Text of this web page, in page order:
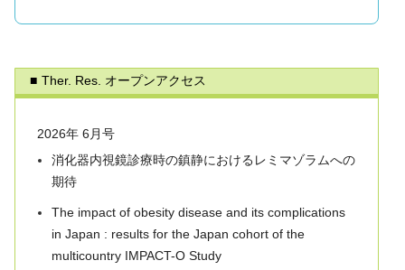
Ther. Res. オープンアクセス
2026年 6月号
消化器内視鏡診療時の鎮静におけるレミマゾラムへの
期待
The impact of obesity disease and its complications
in Japan : results for the Japan cohort of the
multicountry IMPACT-O Study